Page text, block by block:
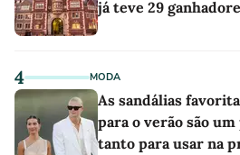
já teve 29
4 MODA
As sandálias
para o verão são
tanto para usar na